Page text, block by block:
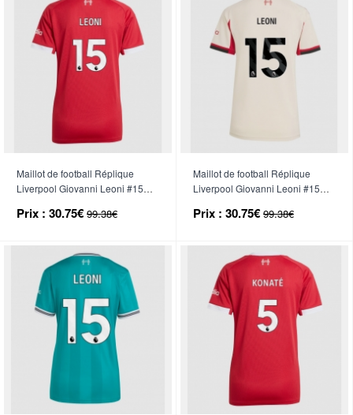
Maillot de football Réplique
Liverpool Giovanni Leoni #15
Manche Courte
Prix : 30.75€ 99.38€
Maillot de football Réplique
Liverpool Giovanni Leoni #15
Manche Courte
Prix : 30.75€ 99.38€